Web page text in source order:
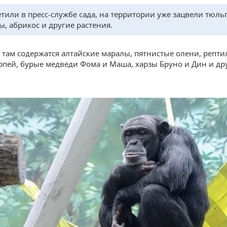
в пресс-службе сада, на территории уже зацвели
абрикос и другие растения.
там содержатся алтайские маралы, пятнистые олени,
бурые медведи Фома и Маша, харзы Бруно и Дин и